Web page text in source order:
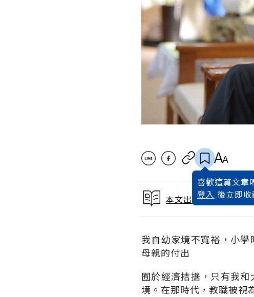
喜歡這篇文章
登入 後立即
本文出自2017大學暨
我自幼家境不寬裕，小
母親的付出
囿於經濟拮据，只有我
境。在那時代，教職被視